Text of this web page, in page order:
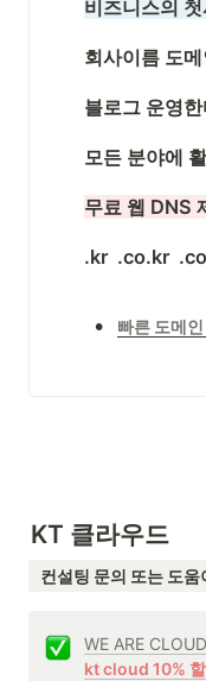
비즈니스의
회사이름 도
블로그 운영
모든 분야에
무료 웹 DNS
.kr  .co.kr
• 빠른 도메
KT 클라우드
컨설팅 문의 또는 도
kt cloud 10%